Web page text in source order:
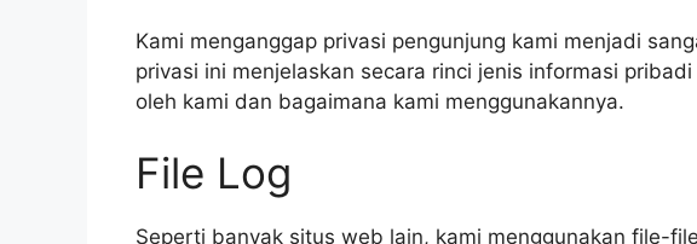
Kami menganggap privasi pengunjung kami menjadi
privasi ini menjelaskan secara rinci jenis informasi
oleh kami dan bagaimana kami menggunakannya.
File Log
Seperti banyak situs web lain, kami menggunakan file-